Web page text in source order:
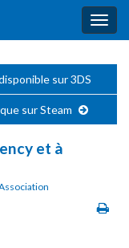
sur 3DS
sur Steam
et à